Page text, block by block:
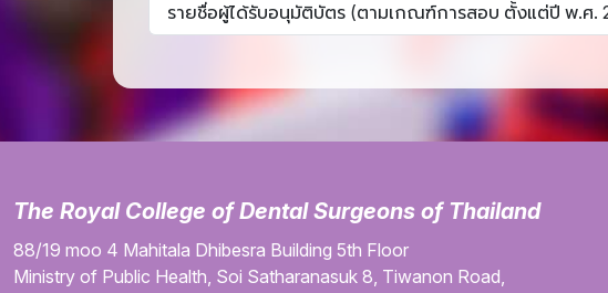
รายชื่อผู้ได้รับอนุมัติบัตร (ตามเกณฑ์การสอบ ตั้งแต่ปี พ.ศ.
The Royal College of Dental Surgeons of Thailand
88/19 moo 4 Mahitala Dhibesra Building 5th Floor
Ministry of Public Health, Soi Satharanasuk 8, Tiwanon Road,